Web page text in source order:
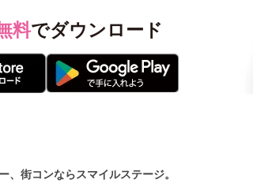
料でダウンロード
、街コンならスマイルステージ。